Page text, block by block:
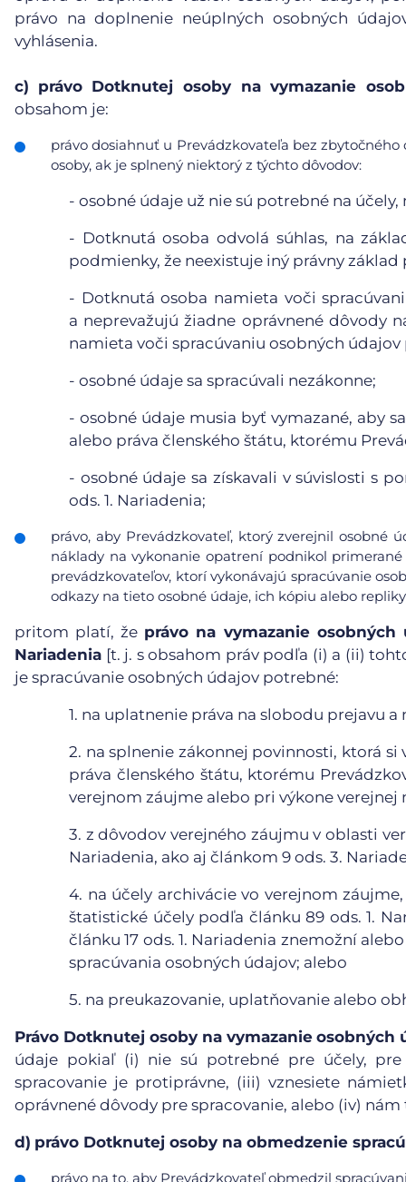
právo na doplnenie neúplných osobných
vyhlásenia.
c) právo Dotknutej osoby na vymazanie
obsahom je:
právo dosiahnuť u Prevádzkovateľa bez
osoby, ak je splnený niektorý z týchto dôvodov:
- osobné údaje už nie sú potrebné na
- Dotknutá osoba odvolá súhlas, na
podmienky, že neexistuje iný právny
- Dotknutá osoba namieta voči
a neprevažujú žiadne oprávnené dôvody
namieta voči spracúvaniu osobných údajov
- osobné údaje sa spracúvali nezákonne;
- osobné údaje musia byť vymazané, aby
alebo práva členského štátu, ktorému
- osobné údaje sa získavali v súvislosti s
ods. 1. Nariadenia;
právo, aby Prevádzkovateľ, ktorý zverejnil osobné
náklady na vykonanie opatrení podnikol
prevádzkovateľov, ktorí vykonávajú spracúvanie
odkazy na tieto osobné údaje, ich kópiu alebo
pritom platí, že právo na vymazanie
Nariadenia [t. j. s obsahom práv podľa (i) a (ii)
je spracúvanie osobných údajov potrebné:
1. na uplatnenie práva na slobodu prejavu a
2. na splnenie zákonnej povinnosti, ktorá
práva členského štátu, ktorému
verejnom záujme alebo pri výkone verejnej
3. z dôvodov verejného záujmu v oblasti
Nariadenia, ako aj článkom 9 ods. 3.
4. na účely archivácie vo verejnom
štatistické účely podľa článku 89 ods. 1.
článku 17 ods. 1. Nariadenia znemožní
spracúvania osobných údajov; alebo
5. na preukazovanie, uplatňovanie alebo
Právo Dotknutej osoby na vymazanie osobných
údaje pokiaľ (i) nie sú potrebné pre účely,
spracovanie je protiprávne, (iii) vznesiete
oprávnené dôvody pre spracovanie, alebo (iv)
d) právo Dotknutej osoby na obmedzenie
právo na to, aby Prevádzkovateľ obmedzil